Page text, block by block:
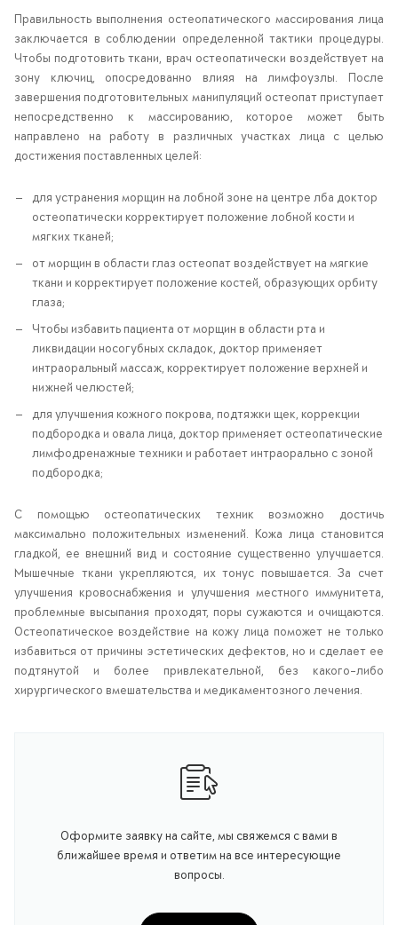
Правильность выполнения остеопатического массирования лица
заключается в соблюдении определенной тактики процедуры.
Чтобы подготовить ткани, врач остеопатически воздействует на
зону ключиц, опосредованно влияя на лимфоузлы. После
завершения подготовительных манипуляций остеопат приступает
непосредственно к массированию, которое может быть
направлено на работу в различных участках лица с целью
достижения поставленных целей:
для устранения морщин на лобной зоне на центре лба доктор
остеопатически корректирует положение лобной кости и
мягких тканей;
от морщин в области глаз остеопат воздействует на мягкие
ткани и корректирует положение костей, образующих орбиту
глаза;
Чтобы избавить пациента от морщин в области рта и
ликвидации носогубных складок, доктор применяет
интраоральный массаж, корректирует положение верхней и
нижней челюстей;
для улучшения кожного покрова, подтяжки щек, коррекции
подбородка и овала лица, доктор применяет остеопатические
лимфодренажные техники и работает интраорально с зоной
подбородка;
С помощью остеопатических техник возможно достичь
максимально положительных изменений. Кожа лица становится
гладкой, ее внешний вид и состояние существенно улучшается.
Мышечные ткани укрепляются, их тонус повышается. За счет
улучшения кровоснабжения и улучшения местного иммунитета,
проблемные высыпания проходят, поры сужаются и очищаются.
Остеопатическое воздействие на кожу лица поможет не только
избавиться от причины эстетических дефектов, но и сделает ее
подтянутой и более привлекательной, без какого-либо
хирургического вмешательства и медикаментозного лечения.
Оформите заявку на сайте, мы свяжемся с вами в
ближайшее время и ответим на все интересующие
вопросы.